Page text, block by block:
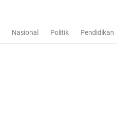
Nasional Politik Pendidikan